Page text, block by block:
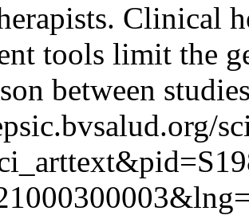
Clinical
tools limit the
between